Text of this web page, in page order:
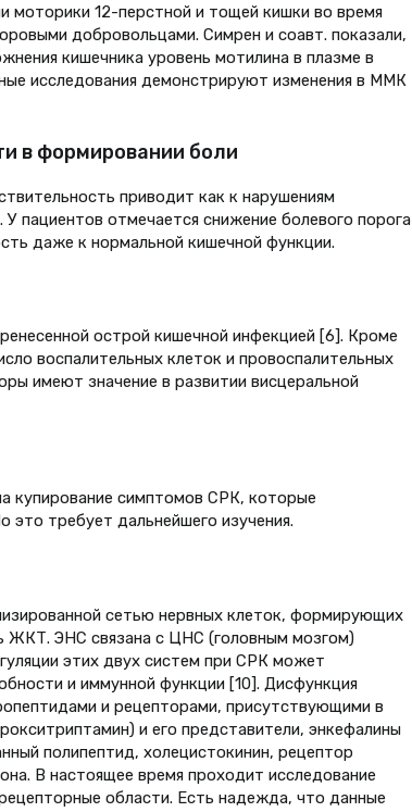
моторики 12-перстной и тощей кишки во время
добровольцами. Симрен и соавт. показали,
кишечника уровень мотилина в плазме в
исследования демонстрируют изменения в ММК
в формировании боли
приводит как к нарушениям
пациентов отмечается снижение болевого порога
даже к нормальной кишечной функции.
острой кишечной инфекцией [6]. Кроме
воспалительных клеток и провоспалительных
имеют значение в развитии висцеральной
купирование симптомов СРК, которые
требует дальнейшего изучения.
сетью нервных клеток, формирующих
ЖКТ. ЭНС связана с ЦНС (головным мозгом)
этих двух систем при СРК может
и иммунной функции [10]. Дисфункция
и рецепторами, присутствующими в
и его представители, энкефалины
полипептид, холецистокинин, рецептор
В настоящее время проходит исследование
области. Есть надежда, что данные